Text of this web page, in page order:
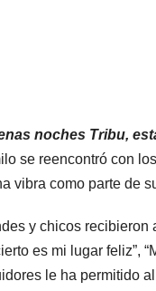
noches Tribu,
se reencontró con
vibra como parte de
y chicos recibieron
es mi lugar feliz”,
le ha permitido